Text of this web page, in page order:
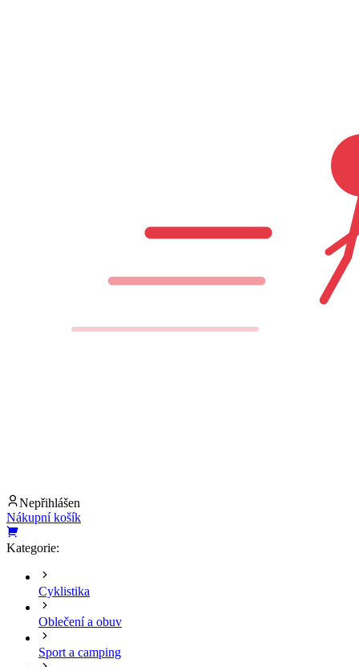
Nepřihlášen
Nákupní košík
Kategorie:
Cyklistika
Oblečení a obuv
Sport a camping